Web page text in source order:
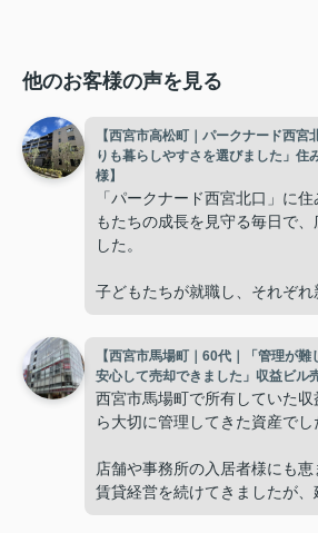
他のお客様の声を見る
【西宮市高松町｜パークナード西宮
りも暮らしやすさを選びました」住
様】
「パークナード西宮北口」に
もたちの成長を見守る毎日で
した。
子どもたちが就職し、それぞ
使わない部屋が増え、
「今の私たちには少し広すぎる
掃除や管理の負担も考え、夫
【西宮市馬場町｜60代｜「管理が
安心して売却できました」収益ビル
西宮市馬場町で所有していた
ら大切に管理してきた資産でし
店舗や事務所の入居者様にも
賃貸経営を続けてきましたが